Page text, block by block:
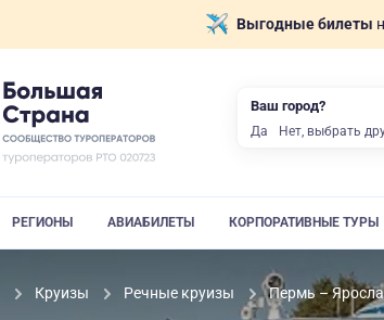
Выгодные билеты
РЕГИОНЫ АВИАБИЛЕТЫ КОРПОРАТИВНЫЕ ТУРЫ
Круизы Речные круизы Пермь –
Ваш город?
Да Нет, выбрать